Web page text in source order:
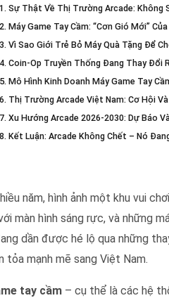
1. Sự Thật Về Thị Trường Arcade: Không
2. Máy Game Tay Cầm: “Cơn Gió Mới”
3. Vì Sao Giới Trẻ Bỏ Máy Quà Tặng Để
4. Coin-Op Truyền Thống Đang Thay Đổi
5. Mô Hình Kinh Doanh Máy Game Tay
6. Thị Trường Arcade Việt Nam: Cơ Hội
7. Xu Hướng Arcade 2026-2030: Dự Báo
8. Kết Luận: Arcade Không Chết – Nó
năm, hình ảnh một khu vui
màn hình sáng rực, và những
dần được hé lộ qua những
tỏa mạnh mẽ sang Việt Nam.
tay cầm – cụ thể là các hệ